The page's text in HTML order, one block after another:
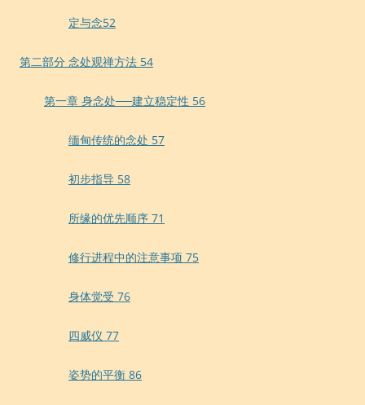
定与念52
第二部分 念处观禅方法 54
第一章 身念处──建立稳定性 56
缅甸传统的念处 57
初步指导 58
所缘的优先顺序 71
修行进程中的注意事项 75
身体觉受 76
四威仪 77
姿势的平衡 86